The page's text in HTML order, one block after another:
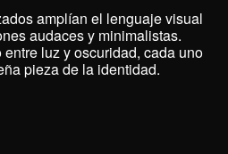
amplían el lenguaje visual
audaces y minimalistas.
luz y oscuridad, cada uno
pieza de la identidad.